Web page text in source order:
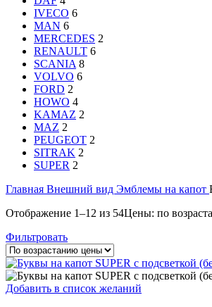
IVECO 6
MAN 6
MERCEDES 2
RENAULT 6
SCANIA 8
VOLVO 6
FORD 2
HOWO 4
KAMAZ 2
MAZ 2
PEUGEOT 2
SITRAK 2
SUPER 2
Главная Внешний вид Эмблемы на капот
Отображение 1–12 из 54Цены: по
Фильтровать
Добавить в список желаний